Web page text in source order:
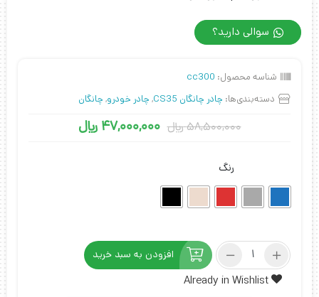
سوالی دارید؟
شناسه محصول: cc300
دسته‌بندی‌ها: چادر چانگان CS35 , چادر خودرو, چانگان
58,500,000﷼ 47,000,000 ﷼
رنگ
چادر
cs35
افزودن به سبد خرید
Already in Wishlist